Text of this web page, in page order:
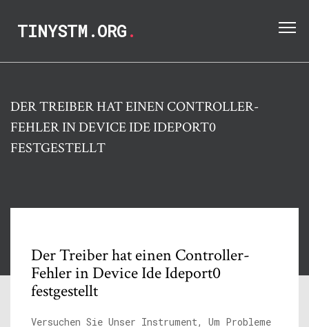
TINYSTM.ORG.
DER TREIBER HAT EINEN CONTROLLER-
FEHLER IN DEVICE IDE IDEPORT0
FESTGESTELLT
Der Treiber hat einen Controller-
Fehler in Device Ide Ideport0
festgestellt
Versuchen Sie Unser Instrument, Um Probleme